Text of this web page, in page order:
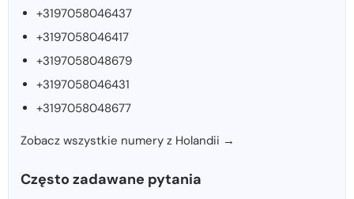
+3197058046437
+3197058046417
+3197058048679
+3197058046431
+3197058048677
Zobacz wszystkie numery z Holandii →
Często zadawane pytania